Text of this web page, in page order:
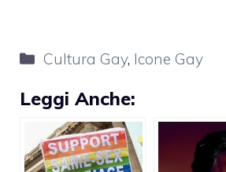
Categorie
Cultura Gay, Icone Gay
Leggi Anche: